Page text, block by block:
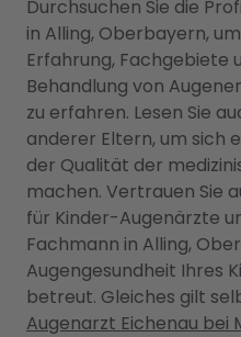
Durchsuchen Sie die
in Alling, Oberbayern,
Erfahrung, Fachgebiete
Behandlung von
zu erfahren. Lesen Sie
anderer Eltern, um sich
der Qualität der
machen. Vertrauen Sie
für Kinder-Augenärzte
Fachmann in Alling,
Augengesundheit Ihres
betreut. Gleiches gilt
Augenarzt Eichenau bei